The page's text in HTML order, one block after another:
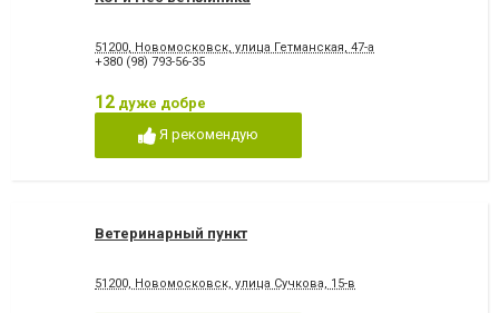
51200, Новомосковск, улица Гетманская, 47-а
+380 (98) 793-56-35
12 дуже добре
Я рекомендую
Ветеринарный пункт
51200, Новомосковск, улица Сучкова, 15-в